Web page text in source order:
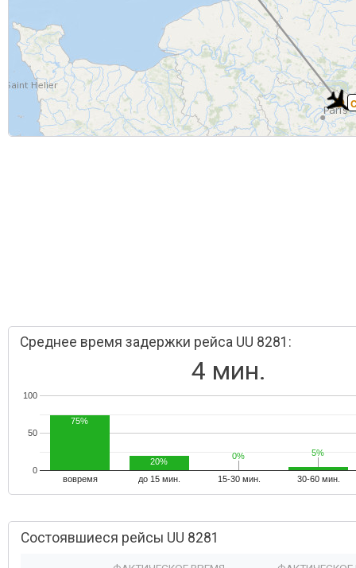
Среднее время задержки рейса UU 8281:
4 мин.
вовремя до 15 мин. 15-30 мин. 30-60 мин.
0
50
100
75%
20%
0%
0% 5%
5%
Состоявшиеся рейсы UU 8281